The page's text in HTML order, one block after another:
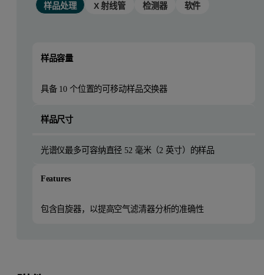
样品处理 X 射线管 检测器 软件
样品容量
具备 10 个位置的可移动样品交换器
样品尺寸
光谱仪最多可容纳直径 52 毫米（2 英寸）的样品
Features
包含自旋器，以提高空气滤清器分析的准确性